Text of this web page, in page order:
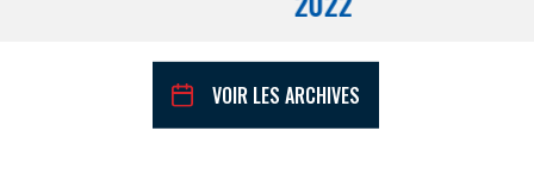
COMMUNIQUÉS DE PRESSE
VOIR LES ARCHIVES
PAS ENCORE ADHÉRENT ?
Avez-vous un statut de droit français ?